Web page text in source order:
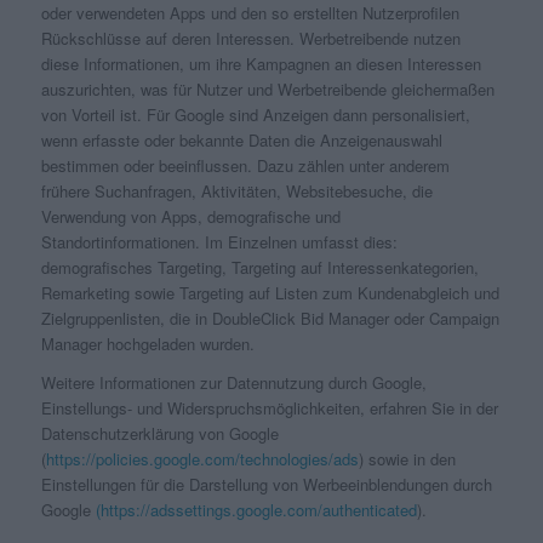
oder verwendeten Apps und den so erstellten Nutzerprofilen
Rückschlüsse auf deren Interessen. Werbetreibende nutzen
diese Informationen, um ihre Kampagnen an diesen Interessen
auszurichten, was für Nutzer und Werbetreibende gleichermaßen
von Vorteil ist. Für Google sind Anzeigen dann personalisiert,
wenn erfasste oder bekannte Daten die Anzeigenauswahl
bestimmen oder beeinflussen. Dazu zählen unter anderem
frühere Suchanfragen, Aktivitäten, Websitebesuche, die
Verwendung von Apps, demografische und
Standortinformationen. Im Einzelnen umfasst dies:
demografisches Targeting, Targeting auf Interessenkategorien,
Remarketing sowie Targeting auf Listen zum Kundenabgleich und
Zielgruppenlisten, die in DoubleClick Bid Manager oder Campaign
Manager hochgeladen wurden.
Weitere Informationen zur Datennutzung durch Google,
Einstellungs- und Widerspruchsmöglichkeiten, erfahren Sie in der
Datenschutzerklärung von Google
(https://policies.google.com/technologies/ads) sowie in den
Einstellungen für die Darstellung von Werbeeinblendungen durch
Google (https://adssettings.google.com/authenticated).